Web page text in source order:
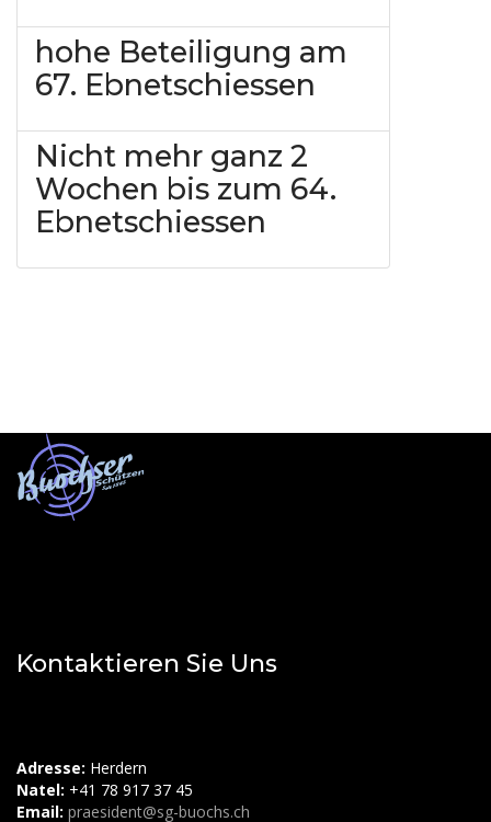
hohe Beteiligung am
67. Ebnetschiessen
Nicht mehr ganz 2
Wochen bis zum 64.
Ebnetschiessen
Kontaktieren Sie Uns
Adresse: Herdern
Natel: +41 78 917 37 45
Email: praesident@sg-buochs.ch